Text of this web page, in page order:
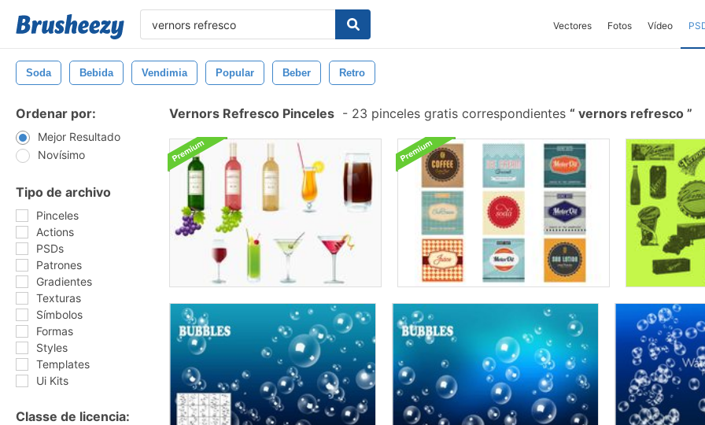
Vectores Fotos Vídeo
Soda Bebida Vendimia Popular Beber Retro
Ordenar por:
Mejor Resultado
Novísimo
Tipo de archivo
Pinceles
Actions
PSDs
Patrones
Gradientes
Texturas
Símbolos
Formas
Styles
Templates
Ui Kits
Classe de licencia:
Vernors Refresco Pinceles - 23 pinceles gratis correspondientes vernors refresco